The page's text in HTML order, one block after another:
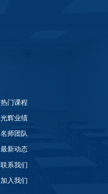
热门课程
光辉业绩
名师团队
最新动态
联系我们
加入我们